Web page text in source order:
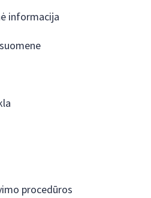
informacija
procedūros